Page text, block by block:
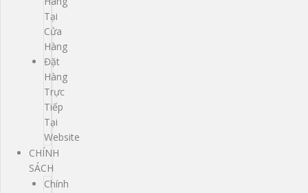
Tại
Cửa
Hàng
Đặt
Hàng
Trực
Tiếp
Tại
Website
CHÍNH
SÁCH
Chính